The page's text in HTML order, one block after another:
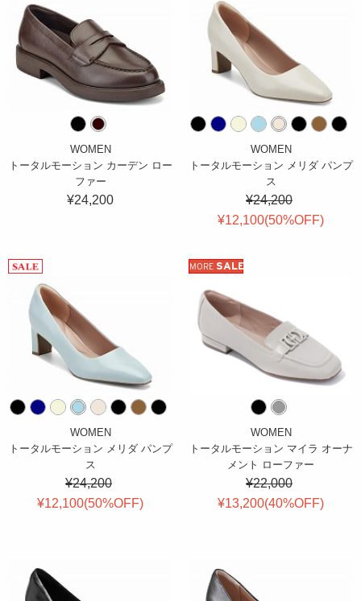
WOMEN
トータルモーション カーデン ロー
ファー
¥24,200
WOMEN
トータルモーション メリダ パンプ
ス
¥24,200
¥12,100(50%OFF)
WOMEN
トータルモーション メリダ パンプ
ス
¥24,200
¥12,100(50%OFF)
MORE SALE
WOMEN
トータルモーション マイラ オーナ
メント ローファー
¥22,000
¥13,200(40%OFF)